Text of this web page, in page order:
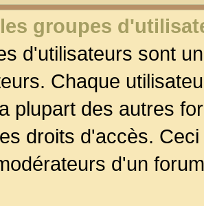
groupes
d'utilisateurs sont
Chaque
plupart des autres
droits d'accès.
d'un